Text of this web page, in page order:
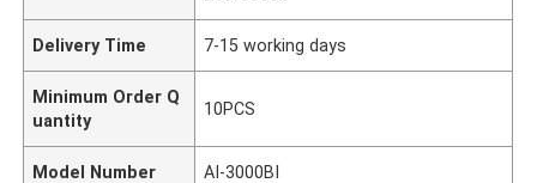
Delivery Time 7-15 working days
Minimum Order Q
uantity
10PCS
Model Number AI-3000BI